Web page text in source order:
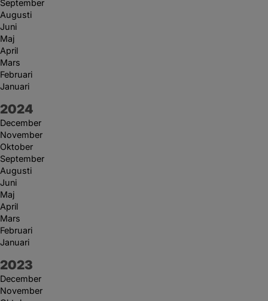
September
Augusti
Juni
Maj
April
Mars
Februari
Januari
År:
2024
December
November
Oktober
September
Augusti
Juni
Maj
April
Mars
Februari
Januari
År:
2023
December
November